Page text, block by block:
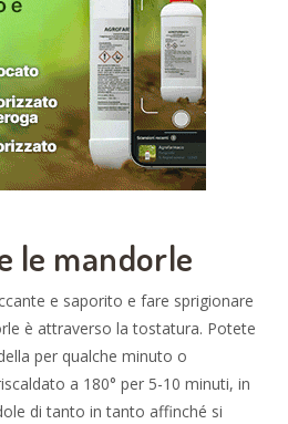
le mandorle
e saporito e fare sprigionare
è attraverso la tostatura. Potete
per qualche minuto o
a 180° per 5-10 minuti, in
di tanto in tanto affinché si